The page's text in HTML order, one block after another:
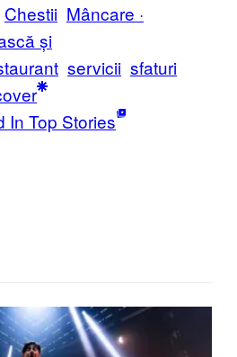
Chestii Mâncare ·
și
servicii sfaturi
In Top Stories